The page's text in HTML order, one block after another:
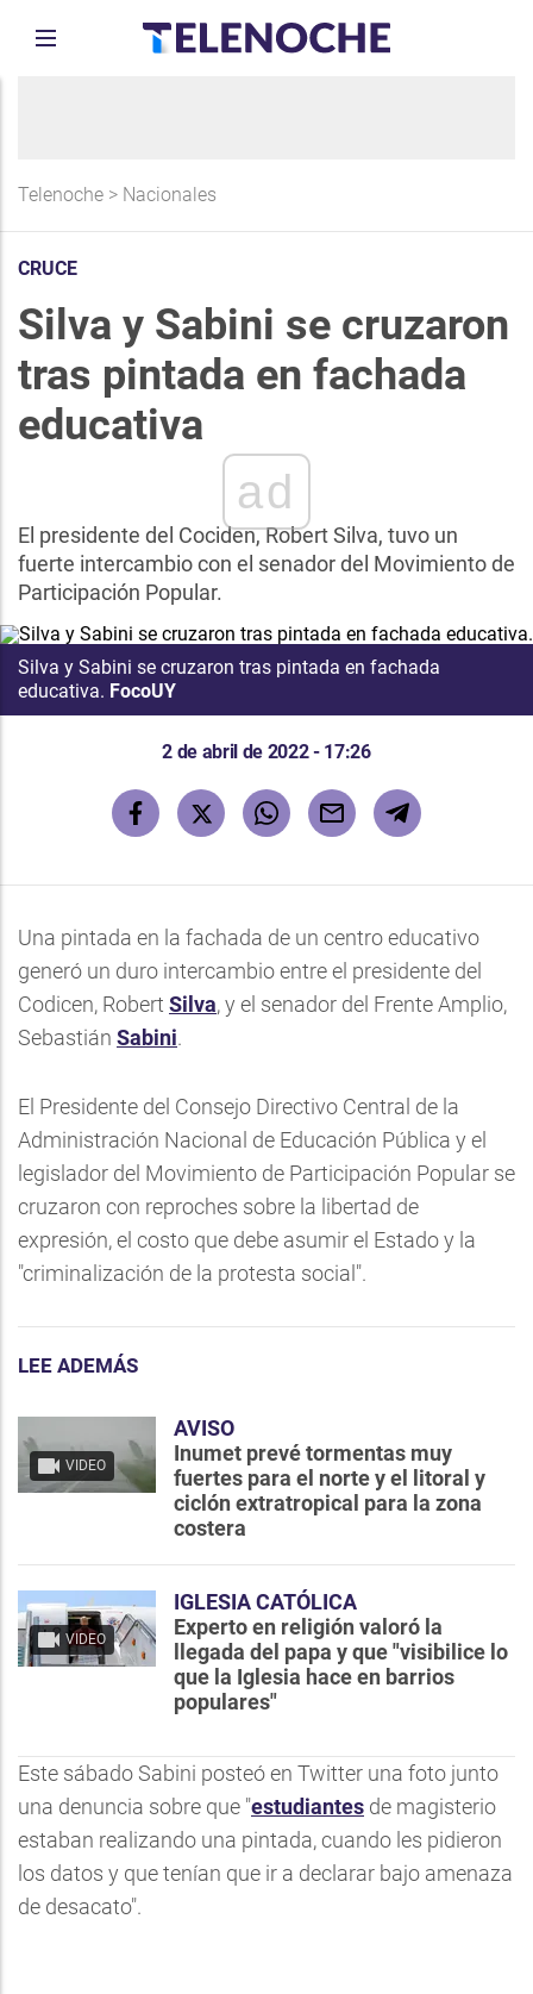
Telenoche > Nacionales
CRUCE
Silva y Sabini se cruzaron
tras pintada en fachada
educativa
ad
El presidente del Cociden, Robert Silva, tuvo un
fuerte intercambio con el senador del Movimiento de
Participación Popular.
Silva y Sabini se cruzaron tras pintada en fachada
educativa. FocoUY
2 de abril de 2022 - 17:26
Una pintada en la fachada de un centro educativo
generó un duro intercambio entre el presidente del
Codicen, Robert Silva, y el senador del Frente Amplio,
Sebastián Sabini.
El Presidente del Consejo Directivo Central de la
Administración Nacional de Educación Pública y el
legislador del Movimiento de Participación Popular se
cruzaron con reproches sobre la libertad de
expresión, el costo que debe asumir el Estado y la
"criminalización de la protesta social".
LEE ADEMÁS
VIDEO
AVISO
Inumet prevé tormentas muy
fuertes para el norte y el litoral y
ciclón extratropical para la zona
costera
VIDEO
IGLESIA CATÓLICA
Experto en religión valoró la
llegada del papa y que "visibilice lo
que la Iglesia hace en barrios
populares"
Este sábado Sabini posteó en Twitter una foto junto
una denuncia sobre que "estudiantes de magisterio
estaban realizando una pintada, cuando les pidieron
los datos y que tenían que ir a declarar bajo amenaza
de desacato".